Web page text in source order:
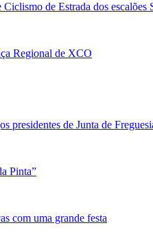
Ciclismo de Estrada dos
Regional de XCO
presidentes de Junta de
Pinta”
com uma grande festa